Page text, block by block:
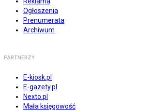
Ogłoszenia
Prenumerata
Archiwum
PARTNERZY
E-kiosk.pl
E-gazety.pl
Nexto.pl
Mała księgowość